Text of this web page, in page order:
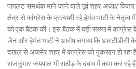
पायलट समर्थक माने जाने वाले पूर्व शहर अध्यक्ष
क्षेत्र से कांग्रेस के प्रत्याशी रहे हेमंत भाटी के नेतृत्व
को एक बैठक की। इस बैठक में बड़ी संख्या में कांग्रेस के
जैन और हेमंत भाटी ने आरोप लगाया कि आरटीडीसी के
दखल से अजमेर शहर में कांग्रेस को नुकसान हो रहा
राजकुमार जयपाल भी राठौड़ के दबाव में काम कर रहे